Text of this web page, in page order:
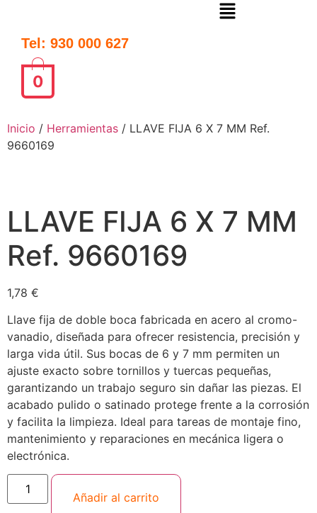
Tel: 930 000 627
0
Inicio / Herramientas / LLAVE FIJA 6 X 7 MM Ref.
9660169
LLAVE FIJA 6 X 7 MM
Ref. 9660169
1,78 €
Llave fija de doble boca fabricada en acero al cromo-
vanadio, diseñada para ofrecer resistencia, precisión y
larga vida útil. Sus bocas de 6 y 7 mm permiten un
ajuste exacto sobre tornillos y tuercas pequeñas,
garantizando un trabajo seguro sin dañar las piezas. El
acabado pulido o satinado protege frente a la corrosión
y facilita la limpieza. Ideal para tareas de montaje fino,
mantenimiento y reparaciones en mecánica ligera o
electrónica.
Añadir al carrito